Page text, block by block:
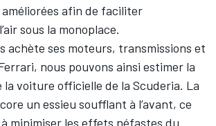
afin de faciliter
sous la monoplace.
achète ses moteurs, transmissions et
nous pouvons ainsi estimer la
voiture officielle de la Scuderia. La
un essieu soufflant à l’avant, ce
à minimiser les effets néfastes du